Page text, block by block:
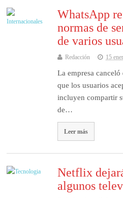
WhatsApp
normas de
de varios
Redacción 15
La empresa
que los usuarios
incluyen compartir
de…
Leer más
Netflix
algunos